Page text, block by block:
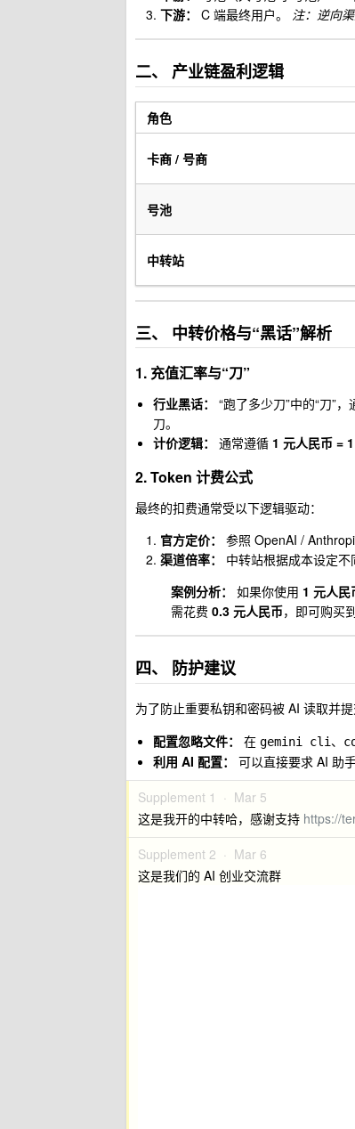
下游：
C 端最终用户。 注：逆向
二、 产业链盈利逻辑
角色
卡商 / 号商
号池
中转站
三、 中转价格与“黑话”解析
1. 充值汇率与“刀”
行业黑话： “跑了多少刀”中的“刀”，
刀。
计价逻辑：
通常遵循 1 元人民币 =
2. Token 计费公式
最终的扣费通常受以下逻辑驱动：
官方定价：
参照 OpenAI /
渠道倍率：
中转站根据成本设定不
案例分析：
如果你使用 1 元人民
需花费 0.3 元人民币，即可购买
四、 防护建议
为了防止重要私钥和密码被 AI 读取并提
配置忽略文件：
在 gemini cli 、
利用 AI 配置：
可以直接要求 AI 助
Supplement 1 · Mar 5
这是我开的中转哈，感谢支持 https://
Supplement 2 · Mar 6
这是我们的 AI 创业交流群